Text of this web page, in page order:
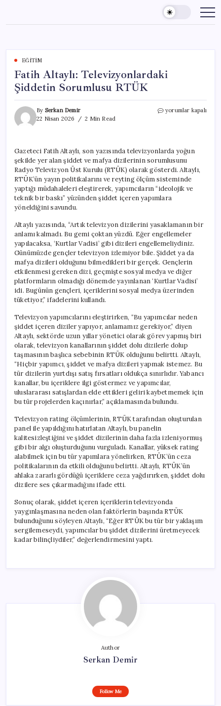
content
EĞITIM
Fatih Altaylı: Televizyonlardaki
Şiddetin Sorumlusu RTÜK
By Serkan Demir
22 Nisan 2026
2 Min Read
Fatih
RTÜK
için
yorumlar kapalı
Gazeteci Fatih Altaylı, son yazısında televizyonlarda yoğun
şekilde yer alan şiddet ve mafya dizilerinin sorumlusunu
Radyo Televizyon Üst Kurulu (RTÜK) olarak gösterdi. Altaylı,
RTÜK’ün yayın politikalarını ve reyting ölçüm sisteminde
yaptığı müdahaleleri eleştirerek, yapımcıların “ideolojik ve
teknik bir baskı” yüzünden şiddet içeren yapımlara
yöneldiğini savundu.
Altaylı yazısında, “Artık televizyon dizilerini yasaklamanın bir
anlamı kalmadı. Bu gemi çoktan yüzdü. Eğer engellemeler
yapılacaksa, ‘Kurtlar Vadisi’ gibi dizileri engellemeliydiniz.
Günümüzde gençler televizyon izlemiyor bile. Şiddet ya da
mafya dizileri olduğunu bilmedikleri bir gerçek. Gençlerin
etkilenmesi gereken dizi, geçmişte sosyal medya ve diğer
platformların olmadığı dönemde yayınlanan ‘Kurtlar Vadisi’
idi. Bugünün gençleri, içeriklerini sosyal medya üzerinden
tüketiyor,” ifadelerini kullandı.
Televizyon yapımcılarını eleştirirken, “Bu yapımcılar neden
şiddet içeren diziler yapıyor, anlamamız gerekiyor,” diyen
Altaylı, sektörde uzun yıllar yönetici olarak görev yapmış biri
olarak, televizyon kanallarının şiddet dolu dizilerle dolup
taşmasının başlıca sebebinin RTÜK olduğunu belirtti. Altaylı,
“Hiçbir yapımcı, şiddet ve mafya dizileri yapmak istemez. Bu
tür dizilerin yurtdışı satış fırsatları oldukça sınırlıdır. Yabancı
kanallar, bu içeriklere ilgi göstermez ve yapımcılar,
uluslararası satışlardan elde ettikleri geliri kaybetmemek için
bu tür projelerden kaçınırlar,” açıklamasında bulundu.
Televizyon rating ölçümlerinin, RTÜK tarafından oluşturulan
panel ile yapıldığını hatırlatan Altaylı, bu panelin
kalitesizleştiğini ve şiddet dizilerinin daha fazla izleniyormuş
gibi bir algı oluşturduğunu vurguladı. Kanallar, yüksek rating
alabilmek için bu tür yapımlara yönelirken, RTÜK’ün ceza
politikalarının da etkili olduğunu belirtti. Altaylı, RTÜK’ün
ahlaka zararlı gördüğü içeriklere ceza yağdırırken, şiddet dolu
dizilere ses çıkarmadığını ifade etti.
Sonuç olarak, şiddet içeren içeriklerin televizyonda
yaygınlaşmasına neden olan faktörlerin başında RTÜK
bulunduğunu söyleyen Altaylı, “Eğer RTÜK bu tür bir yaklaşım
sergilemeseydi, yapımcılar bu şiddet dizilerini üretmeyecek
kadar bilinçliydiler,” değerlendirmesini yaptı.
Author
Serkan Demir
Follow Me